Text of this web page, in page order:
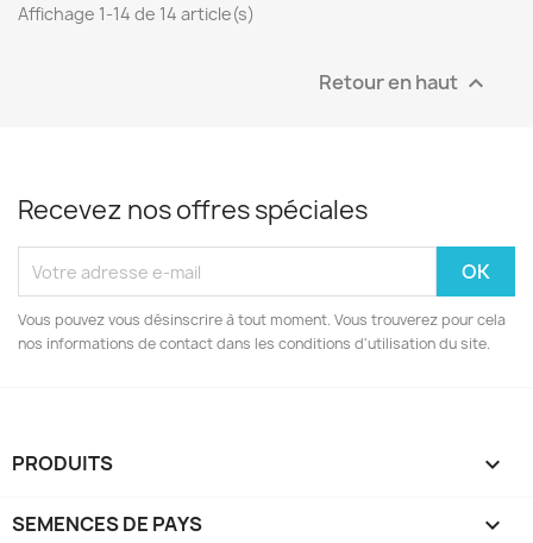
Affichage 1-14 de 14 article(s)
Retour en haut 
Recevez nos offres spéciales
Vous pouvez vous désinscrire à tout moment. Vous trouverez pour cela
nos informations de contact dans les conditions d'utilisation du site.
PRODUITS 
SEMENCES DE PAYS 